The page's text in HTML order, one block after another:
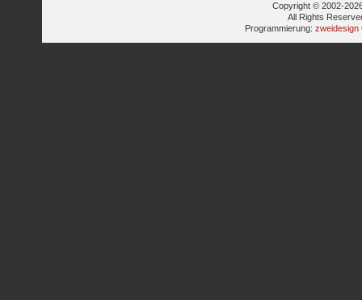
Copyright © 2002-
All Rights
Programmierung: zweidesign